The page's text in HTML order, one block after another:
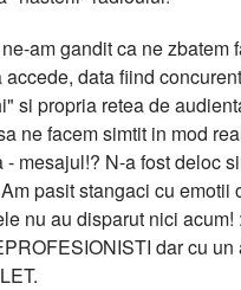
am gandit ca ne zbatem
accede, data fiind
si propria retea de
ne facem simtit in mod
- mesajul!? N-a fost deloc
pasit stangaci cu emotii
nu au disparut nici acum!
dar cu un